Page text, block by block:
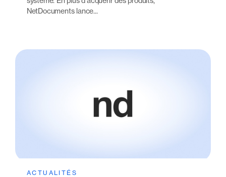
NetDocuments lance...
ACTUALITÉS